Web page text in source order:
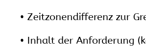
• Zeitzonendifferenz zur
• Inhalt der Anforderung